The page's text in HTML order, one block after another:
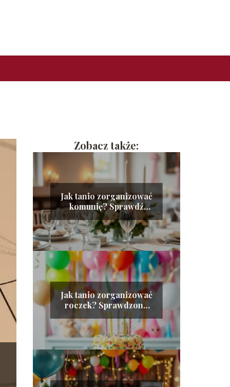
Zobacz także:
Jak tanio zorganizować
komunię? Sprawdź
nasze sprawdzone
porady!
Jak tanio zorganizować
roczek? Sprawdzone
porady i pomysły